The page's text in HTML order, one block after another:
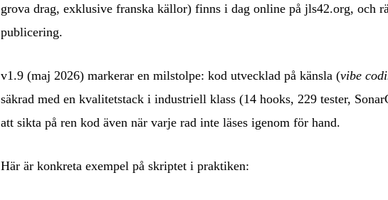
grova drag, exklusive franska källor) finns i dag online på jls42.org, och
publicering.
v1.9 (maj 2026) markerar en milstolpe: kod utvecklad på känsla (vibe
säkrad med en kvalitetstack i industriell klass (14 hooks, 229 tester,
att sikta på ren kod även när varje rad inte läses igenom för hand.
Här är konkreta exempel på skriptet i praktiken: